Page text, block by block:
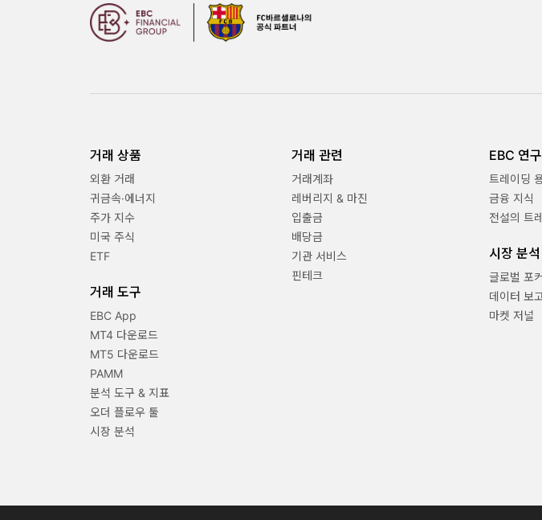
거래 상품
외환 거래
귀금속·에너지
주가 지수
미국 주식
ETF
거래 도구
EBC App
MT4 다운로드
MT5 다운로드
PAMM
분석 도구 & 지표
오더 플로우 툴
시장 분석
거래 관련
거래계좌
레버리지 & 마진
입출금
배당금
기관 서비스
핀테크
EBC 연
트레이딩
금융 지식
전설의 트
시장 분석
글로벌 포
데이터 보
마켓 저널